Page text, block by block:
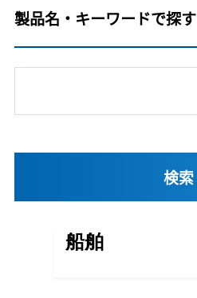
製品名・キーワードで探す
船舶